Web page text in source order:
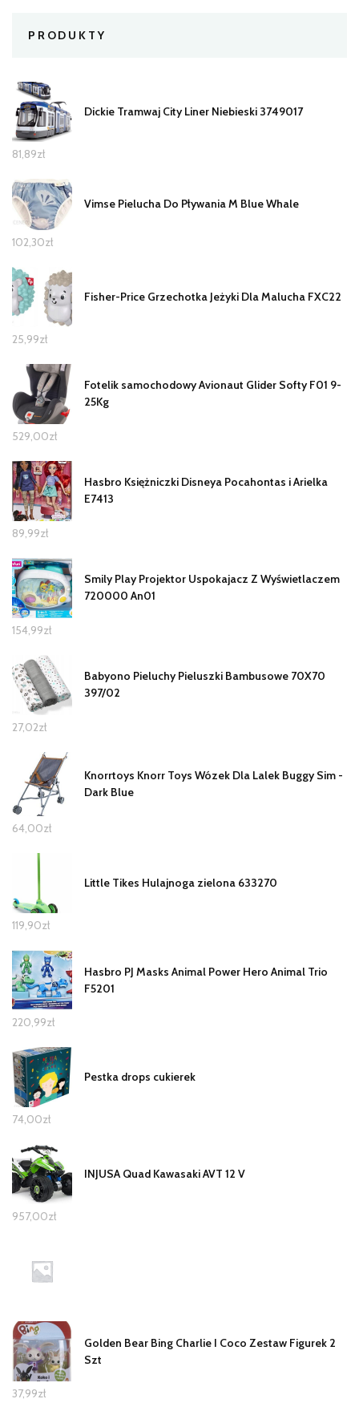
PRODUKTY
Dickie Tramwaj City Liner Niebieski 3749017
81,89zł
Vimse Pielucha Do Pływania M Blue Whale
102,30zł
Fisher-Price Grzechotka Jeżyki Dla Malucha FXC22
25,99zł
Fotelik samochodowy Avionaut Glider Softy F01 9-
25Kg
529,00zł
Hasbro Księżniczki Disneya Pocahontas i Arielka
E7413
89,99zł
Smily Play Projektor Uspokajacz Z Wyświetlaczem
720000 An01
154,99zł
Babyono Pieluchy Pieluszki Bambusowe 70X70
397/02
27,02zł
Knorrtoys Knorr Toys Wózek Dla Lalek Buggy Sim -
Dark Blue
64,00zł
Little Tikes Hulajnoga zielona 633270
119,90zł
Hasbro PJ Masks Animal Power Hero Animal Trio
F5201
220,99zł
Pestka drops cukierek
74,00zł
INJUSA Quad Kawasaki AVT 12 V
957,00zł
Golden Bear Bing Charlie I Coco Zestaw Figurek 2
Szt
37,99zł